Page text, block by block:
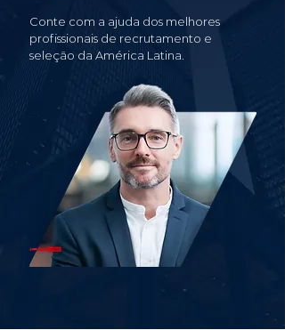
Conte com a ajuda dos melhores
profissionais de recrutamento e
seleção da América Latina.